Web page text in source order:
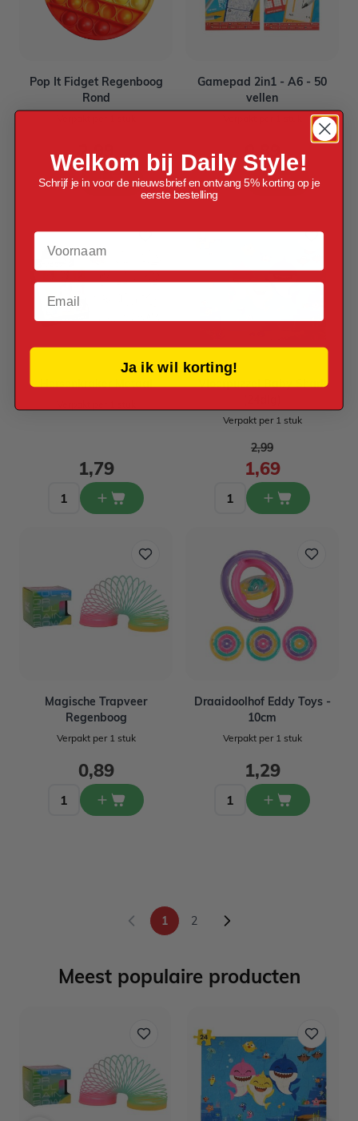
Pop It Fidget Regenboog
Rond
2,99
Gamepad 2in1 - A6 - 50
vellen
0,89
Hersenkraker Metaal
1,79
Vloerpuzzel Baby Shark
Verpakt per 1 stuk
Speciale prijs
1,69
Normale prijs
2,99
Magische Trapveer
Regenboog
Verpakt per 1 stuk
0,89
Draaidoolhof Eddy Toys -
10cm
Verpakt per 1 stuk
1,29
U lees momenteel pagina
1 Pagina
2
Meest populaire producten
Welkom bij Daily Style!
Schrijf je in voor de nieuwsbrief en ontvang 5% korting op je
eerste bestelling
Voornaam
Email
Ja ik wil korting!